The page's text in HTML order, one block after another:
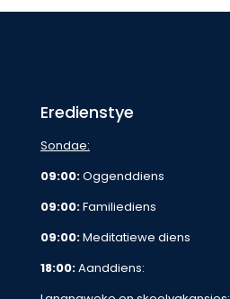
Eredienstye
Sondae:
09:00:Oggenddiens
09:00:Familiediens
09:00:Meditatiewe diens
18:00:Aanddiens: